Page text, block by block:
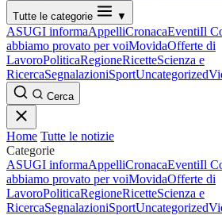
Tutte le categorie ▼
ASUGI informaAppelliCronacaEventiIl
abbiamo provato per voiMovidaOfferte di
LavoroPoliticaRegioneRicetteScienza e
RicercaSegnalazioniSportUncategorized
Cerca
Home Tutte le notizie
Categorie
ASUGI informaAppelliCronacaEventiIl
abbiamo provato per voiMovidaOfferte di
LavoroPoliticaRegioneRicetteScienza e
RicercaSegnalazioniSportUncategorized